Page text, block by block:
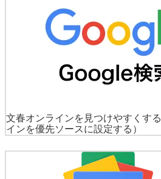
文春オンラインを見つけやすくする
インを優先ソースに設定する）